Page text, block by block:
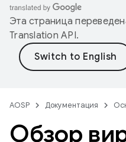
Эта страница
Translation API.
AOSP Документация
Обзор